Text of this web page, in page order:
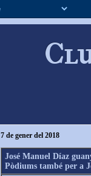
7 de gener del 2018
José Manuel Díaz
Pòdiums també per a